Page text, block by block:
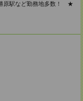
原駅など勤務地多数！ ★